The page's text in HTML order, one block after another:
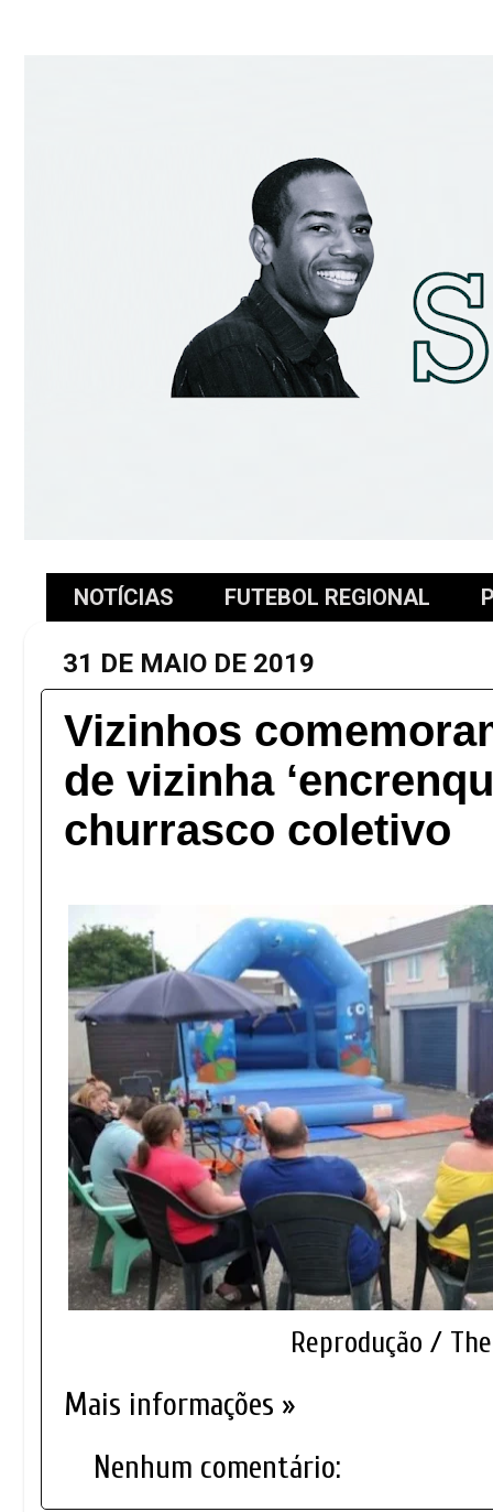
NOTÍCIAS FUTEBOL REGIONAL
31 DE MAIO DE 2019
Vizinhos
de vizinha
churrasco coletivo
Reprodução /
Mais informações »
Nenhum comentário: